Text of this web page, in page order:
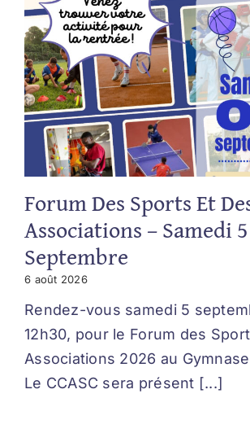
Forum Des Sports Et
Associations – Samedi 5
Septembre
6 août 2026
Rendez-vous samedi 5
12h30, pour le Forum des
Associations 2026 au
Le CCASC sera présent [...]